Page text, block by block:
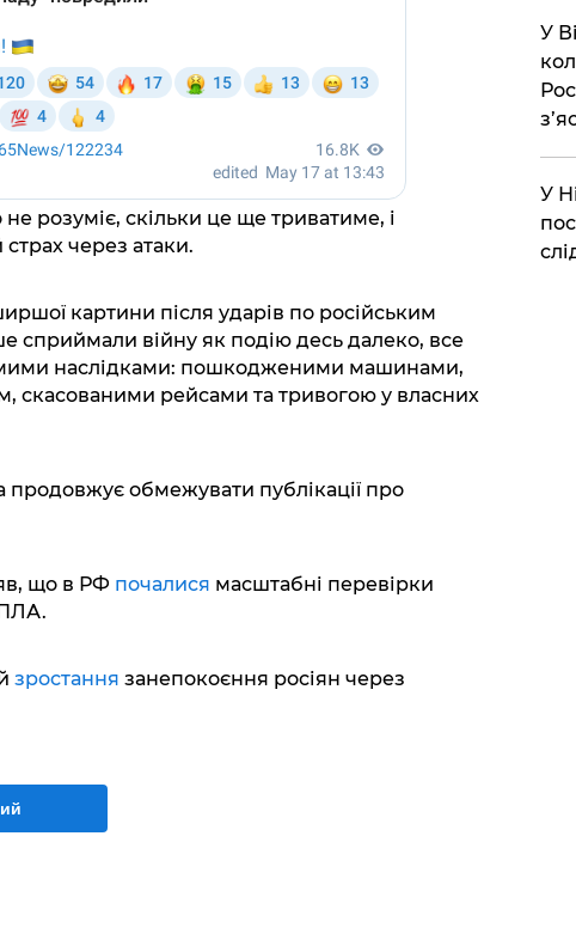
розуміє, скільки це ще триватиме, і
через атаки.
картини після ударів по російським
сприймали війну як подію десь далеко, все
наслідками: пошкодженими машинами,
скасованими рейсами та тривогою у власних
продовжує обмежувати публікації про
що в РФ почалися масштабні перевірки
зростання занепокоєння росіян через
​У
​У